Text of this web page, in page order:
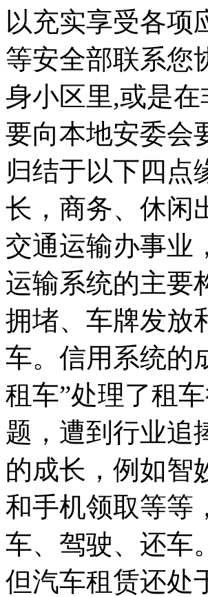
以充实享受各项
等安全部联系您
身小区里,或是
要向本地安委会
归结于以下四点
长，商务、休闲
交通运输办事业
运输系统的主要
拥堵、车牌发放
车。信用系统的
租车”处理了租
题，遭到行业追
的成长，例如智
和手机领取等等
车、驾驶、还车
但汽车租赁还处